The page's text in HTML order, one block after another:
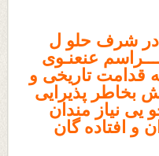
در شرف حلو ل
عنعنـوی
قدامت تاریخی و
بخاطر پذیرایی
یی نیاز مندان
و افتاده گان